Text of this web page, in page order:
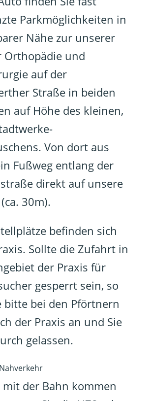
Parkmöglichkeiten in
Nähe zur unserer
Orthopädie und
auf der
Straße in beiden
auf Höhe des kleinen,
Von dort aus
Fußweg entlang der
direkt auf unsere
30m).
befinden sich
Sollte die Zufahrt in
der Praxis für
gesperrt sein, so
bitte bei den Pförtnern
der Praxis an und Sie
gelassen.
mit der Bahn kommen